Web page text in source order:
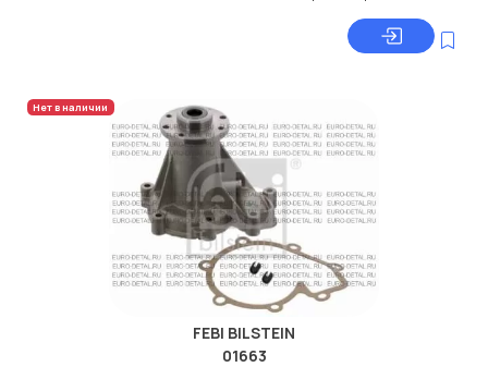
Нет в наличии
FEBI BILSTEIN
01663